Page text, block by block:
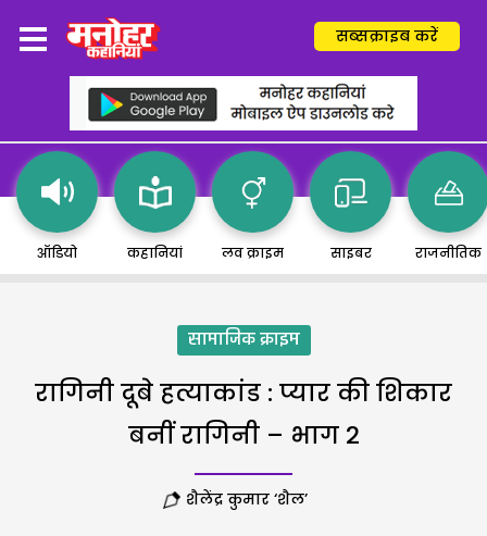
सब्सक्राइब करें
ऑडियो कहानियां लव क्राइम साइबर राजनीतिक
सामाजिक क्राइम
रागिनी दूबे हत्याकांड : प्यार की शिकार
बनीं रागिनी – भाग 2
शैलेंद्र कुमार ‘शैल’